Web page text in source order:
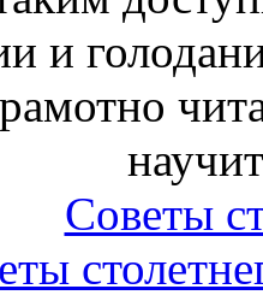
и
Советы